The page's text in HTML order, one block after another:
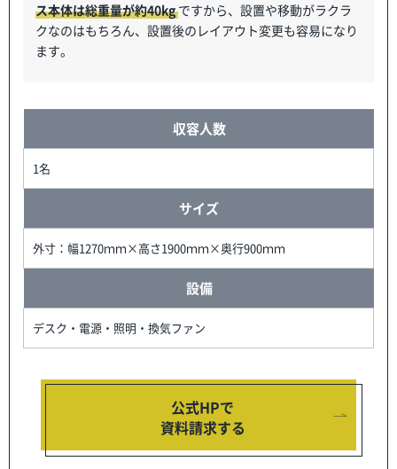
ス本体は総重量が約40kgですから、設置や移動がラクラ
クなのはもちろん、設置後のレイアウト変更も容易になり
ます。
収容人数
1名
サイズ
外寸：幅1270ｍｍ×高さ1900ｍｍ×奥行900ｍｍ
設備
デスク・電源・照明・換気ファン
公式HPで
資料請求する